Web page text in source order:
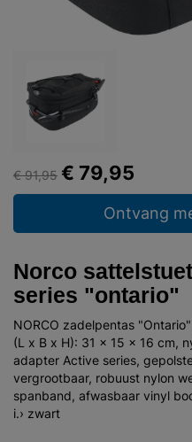
€ 91,95 € 79,95
Ontvang
Norco
series "ontario"
NORCO zadelpentas
(L x B x H): 31 x 15 x 16 cm,
adapter Active series,
vergrootbaar, robuust nylon
spanband, afwasbaar vinyl
i.› zwart